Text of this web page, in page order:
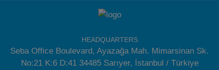
HEADQUARTERS
Seba Office Boulevard, Ayazağa Mah. Mimarsinan Sk.
No:21 K:6 D:41 34485 Sarıyer, İstanbul / Türkiye